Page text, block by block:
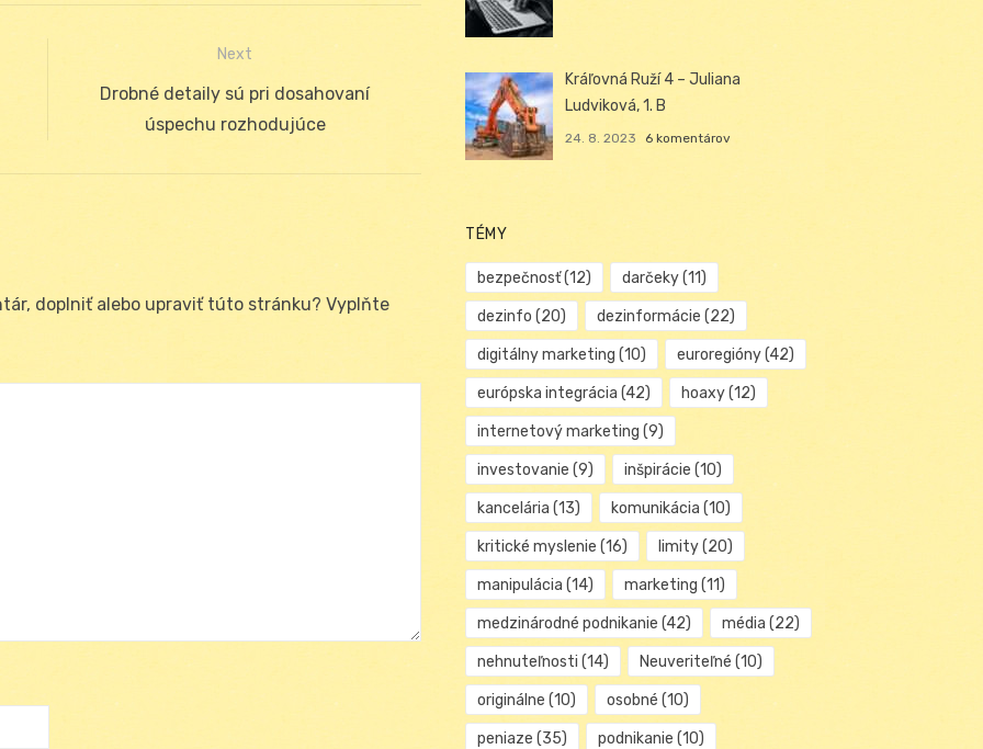
Next
Next
Drobné detaily sú pri dosahovaní
úspechu rozhodujúce
doplniť alebo upraviť túto stránku? Vyplňte
Kráľovná Ruží 4 – Juliana
Ludviková, 1. B
24. 8. 2023 6 komentárov
TÉMY
bezpečnosť(12) darčeky(11)
dezinfo (20) dezinformácie (22)
digitálny marketing (10) euroregióny(42)
európska integrácia (42) hoaxy(12)
internetový marketing (9)
investovanie (9) inšpirácie (10)
kancelária (13) komunikácia (10)
kritické myslenie (16) limity(20)
manipulácia (14) marketing (11)
medzinárodné podnikanie (42) média (22)
nehnuteľnosti (14) Neuveriteľné (10)
originálne (10) osobné (10)
peniaze (35) podnikanie (10)